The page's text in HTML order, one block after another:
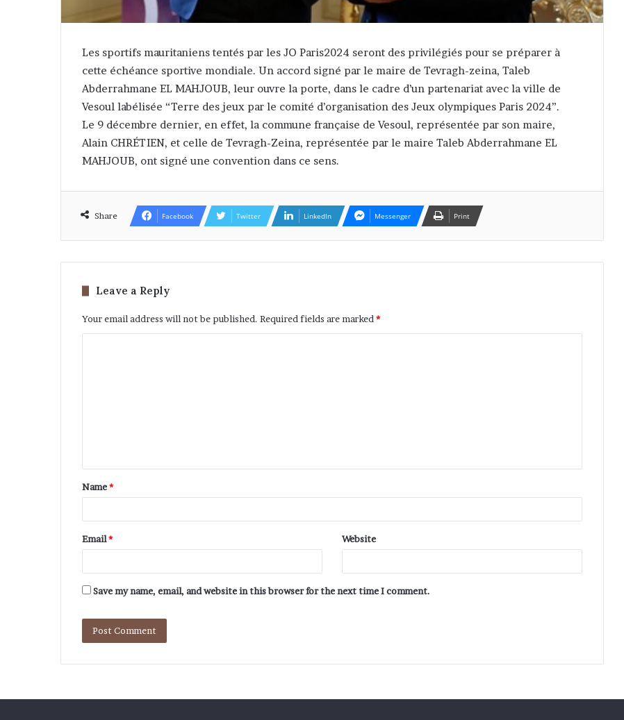
Les sportifs mauritaniens tentés par les JO Paris2024 seront des privilégiés pour se préparer à
cette échéance sportive mondiale. Un accord signé par le maire de Tevragh-zeina, Taleb
Abderrahmane EL MAHJOUB, leur ouvre la porte, dans le cadre d’un partenariat avec la ville de
Vesoul labélisée “Terre des jeux par le comité d’organisation des Jeux olympiques Paris 2024”.
Le 9 décembre dernier, en effet, la commune française de Vesoul, représentée par son maire,
Alain CHRÉTIEN, et celle de Tevragh-Zeina, représentée par le maire Taleb Abderrahmane EL
MAHJOUB, ont signé une convention dans ce sens.
Share Facebook Twitter LinkedIn Messenger Print
Leave a Reply
Your email address will not be published. Required fields are marked *
Name*
Email* Website
Save my name, email, and website in this browser for the next time I comment.